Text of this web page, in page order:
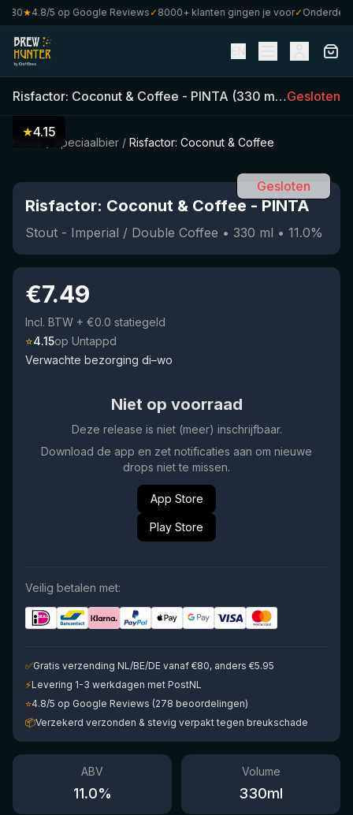
★4.8/5 op Google Reviews✓8000+ klanten gingen je voor✓Onderdeel
Risfactor: Coconut & Coffee - PINTA (330 ml) •11.0%•
Gesloten
Speciaalbier / Risfactor: Coconut & Coffee
★4.15
Gesloten
Risfactor: Coconut & Coffee-PINTA
Stout - Imperial / Double Coffee • 330 ml • 11.0%
€7.49
Incl. BTW + €0.0 statiegeld
⭐4.15op Untappd
Verwachte bezorging di–wo
Niet op voorraad
Deze release is niet (meer) inschrijfbaar.
Download de app en zet notificaties aan om nieuwe
drops niet te missen.
App Store
Play Store
Veilig betalen met:
✅Gratis verzending NL/BE/DE vanaf €80, anders €5.95
⚡Levering 1-3 werkdagen met PostNL
⭐4.8/5 op Google Reviews (278 beoordelingen)
📦Verzekerd verzonden & stevig verpakt tegen breukschade
ABV
11.0%
Volume
330ml